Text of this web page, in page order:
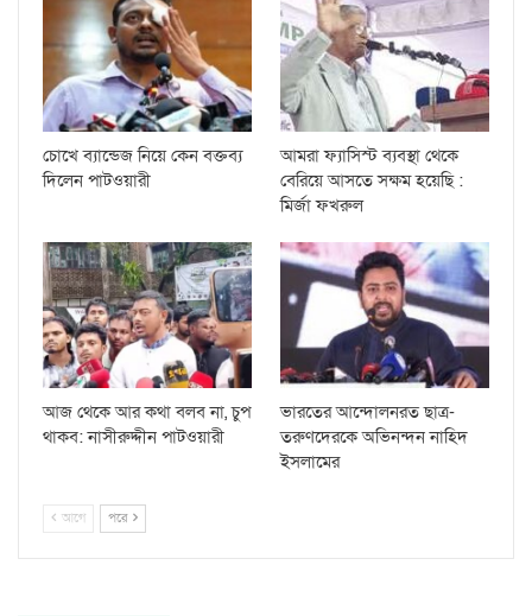
চোখে ব্যান্ডেজ নিয়ে কেন বক্তব্য
দিলেন পাটওয়ারী
আমরা ফ্যাসিস্ট ব্যবস্থা থেকে
বেরিয়ে আসতে সক্ষম হয়েছি :
মির্জা ফখরুল
আজ থেকে আর কথা বলব না, চুপ
থাকব: নাসীরুদ্দীন পাটওয়ারী
ভারতের আন্দোলনরত ছাত্র-
তরুণদেরকে অভিনন্দন নাহিদ
ইসলামের
আগে পরে